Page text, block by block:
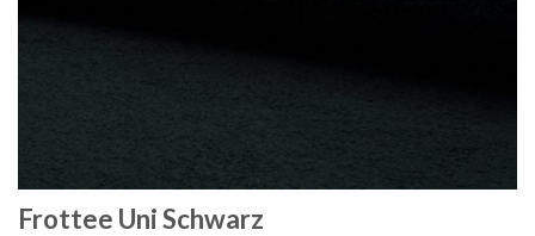
Frottee Uni Schwarz